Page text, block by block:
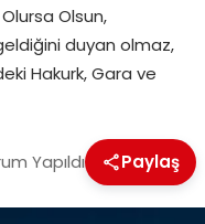
Olsun,
duyan olmaz,
Hakurk, Gara ve
Yapıldı Paylaş